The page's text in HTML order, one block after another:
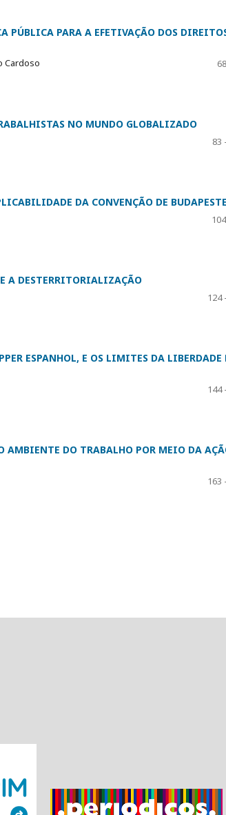
PÚBLICA PARA A EFETIVAÇÃO DOS
Cardoso
NO MUNDO GLOBALIZADO
83
DA CONVENÇÃO DE
A DESTERRITORIALIZAÇÃO
124
ESPANHOL, E OS LIMITES DA LIBERDADE
144
AMBIENTE DO TRABALHO POR MEIO DA
163